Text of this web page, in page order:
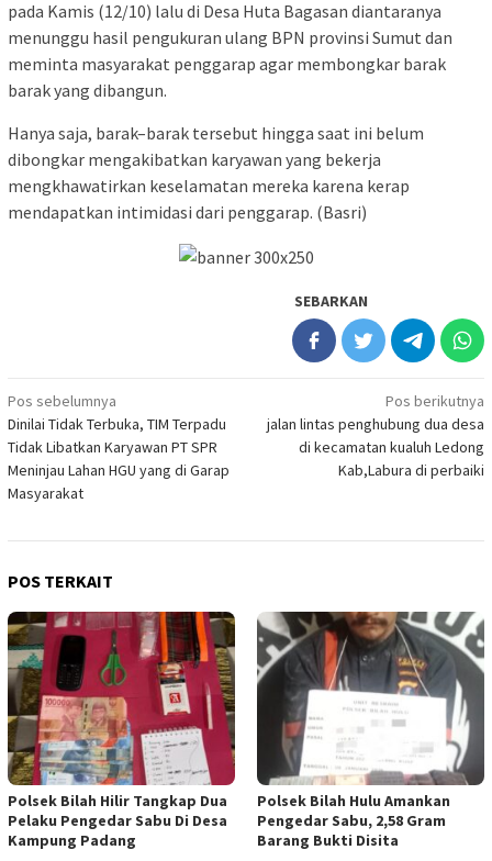
pada Kamis (12/10) lalu di Desa Huta Bagasan diantaranya
menunggu hasil pengukuran ulang BPN provinsi Sumut dan
meminta masyarakat penggarap agar membongkar barak
barak yang dibangun.
Hanya saja, barak–barak tersebut hingga saat ini belum
dibongkar mengakibatkan karyawan yang bekerja
mengkhawatirkan keselamatan mereka karena kerap
mendapatkan intimidasi dari penggarap. (Basri)
SEBARKAN
Navigasi
pos
Pos sebelumnya
Dinilai Tidak Terbuka, TIM Terpadu
Tidak Libatkan Karyawan PT SPR
Meninjau Lahan HGU yang di Garap
Masyarakat
Pos berikutnya
jalan lintas penghubung dua desa
di kecamatan kualuh Ledong
Kab,Labura di perbaiki
POS TERKAIT
Polsek Bilah Hilir Tangkap Dua
Pelaku Pengedar Sabu Di Desa
Kampung Padang
Polsek Bilah Hulu Amankan
Pengedar Sabu, 2,58 Gram
Barang Bukti Disita